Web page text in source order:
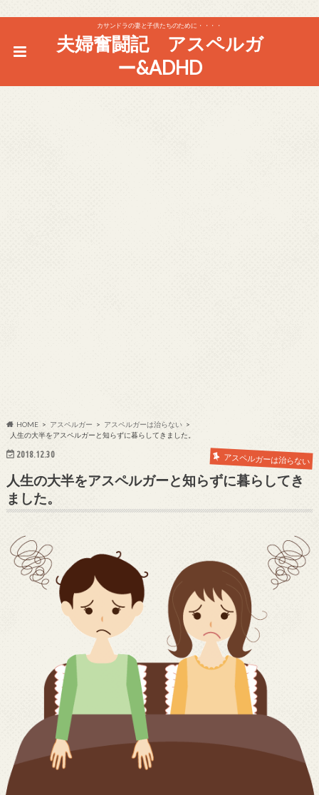
カサンドラの妻と子供たちのために・・・・
夫婦奮闘記 アスペルガ
ー&ADHD
HOME アスペルガー
アスペルガーは治らない
人生の大半をアスペルガーと知らずに暮らしてきました。
2018.12.30 アスペルガーは治らない
人生の大半をアスペルガーと知らずに暮らしてき
ました。